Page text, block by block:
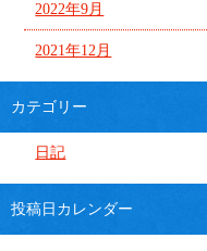
2022年9月
2021年12月
カテゴリー
日記
投稿日カレンダー